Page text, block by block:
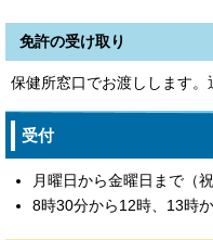
免許の受け取り
保健所窓口でお渡しします。
受付
月曜日から金曜日まで（
8時30分から12時、13時